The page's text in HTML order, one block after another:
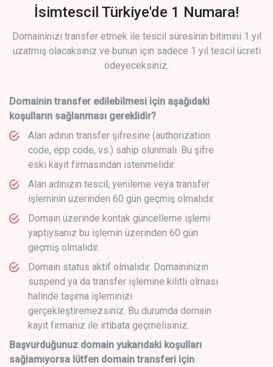
İsimtescil Türkiye'de 1 Numara!
Domaininizi transfer etmek ile tescil süresinin bitimini 1 yıl
uzatmış olacaksınız ve bunun için sadece 1 yıl tescil ücreti
ödeyeceksiniz.
Domainin transfer edilebilmesi için aşağıdaki
koşulların sağlanması gereklidir?
Alan adının transfer şifresine (authorization
code, epp code, vs.) sahip olunmalı. Bu şifre
eski kayıt firmasından istenmelidir.
Alan adınızın tescil, yenileme veya transfer
işleminin üzerinden 60 gün geçmiş olmalıdır.
Domain üzerinde kontak güncelleme işlemi
yaptıysanız bu işlemin üzerinden 60 gün
geçmiş olmalıdır.
Domain status aktif olmalıdır. Domaininizin
suspend ya da transfer işlemine kilitli olması
halinde taşıma işleminizi
gerçekleştiremezsiniz. Bu durumda domain
kayıt firmanız ile irtibata geçmelisiniz.
Başvurduğunuz domain yukarıdaki koşulları
sağlamıyorsa lütfen domain transferi için